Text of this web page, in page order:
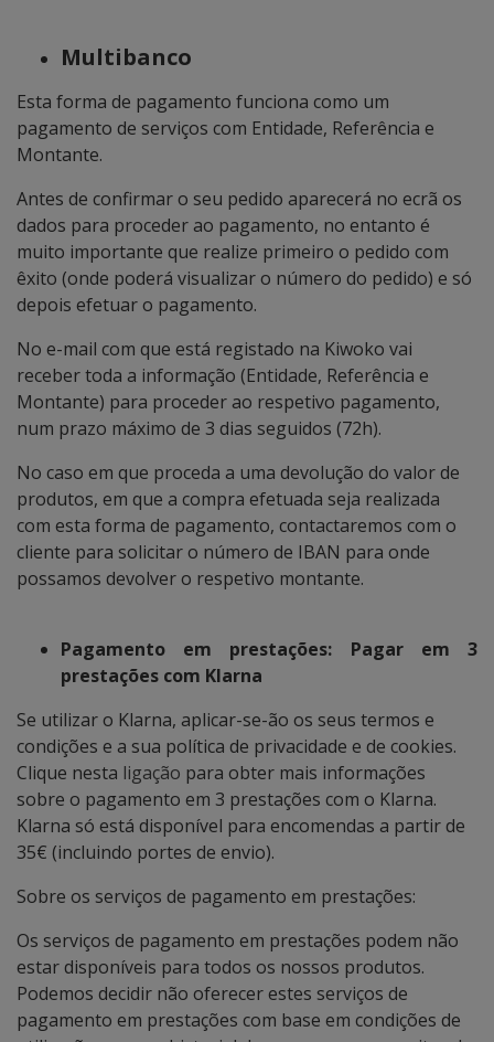
Multibanco
Esta forma de pagamento funciona como um
pagamento de serviços com Entidade, Referência e
Montante.
Antes de confirmar o seu pedido aparecerá no ecrã os
dados para proceder ao pagamento, no entanto é
muito importante que realize primeiro o pedido com
êxito (onde poderá visualizar o número do pedido) e só
depois efetuar o pagamento.
No e-mail com que está registado na Kiwoko vai
receber toda a informação (Entidade, Referência e
Montante) para proceder ao respetivo pagamento,
num prazo máximo de 3 dias seguidos (72h).
No caso em que proceda a uma devolução do valor de
produtos, em que a compra efetuada seja realizada
com esta forma de pagamento, contactaremos com o
cliente para solicitar o número de IBAN para onde
possamos devolver o respetivo montante.
Pagamento em prestações: Pagar em 3
prestações com Klarna
Se utilizar o Klarna, aplicar-se-ão os seus termos e
condições e a sua política de privacidade e de cookies.
Clique nesta ligação para obter mais informações
sobre o pagamento em 3 prestações com o Klarna.
Klarna só está disponível para encomendas a partir de
35€ (incluindo portes de envio).
Sobre os serviços de pagamento em prestações:
Os serviços de pagamento em prestações podem não
estar disponíveis para todos os nossos produtos.
Podemos decidir não oferecer estes serviços de
pagamento em prestações com base em condições de